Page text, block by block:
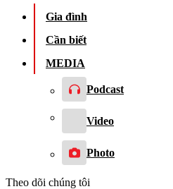
Gia đình
Cần biết
MEDIA
Podcast
Video
Photo
Theo dõi chúng tôi